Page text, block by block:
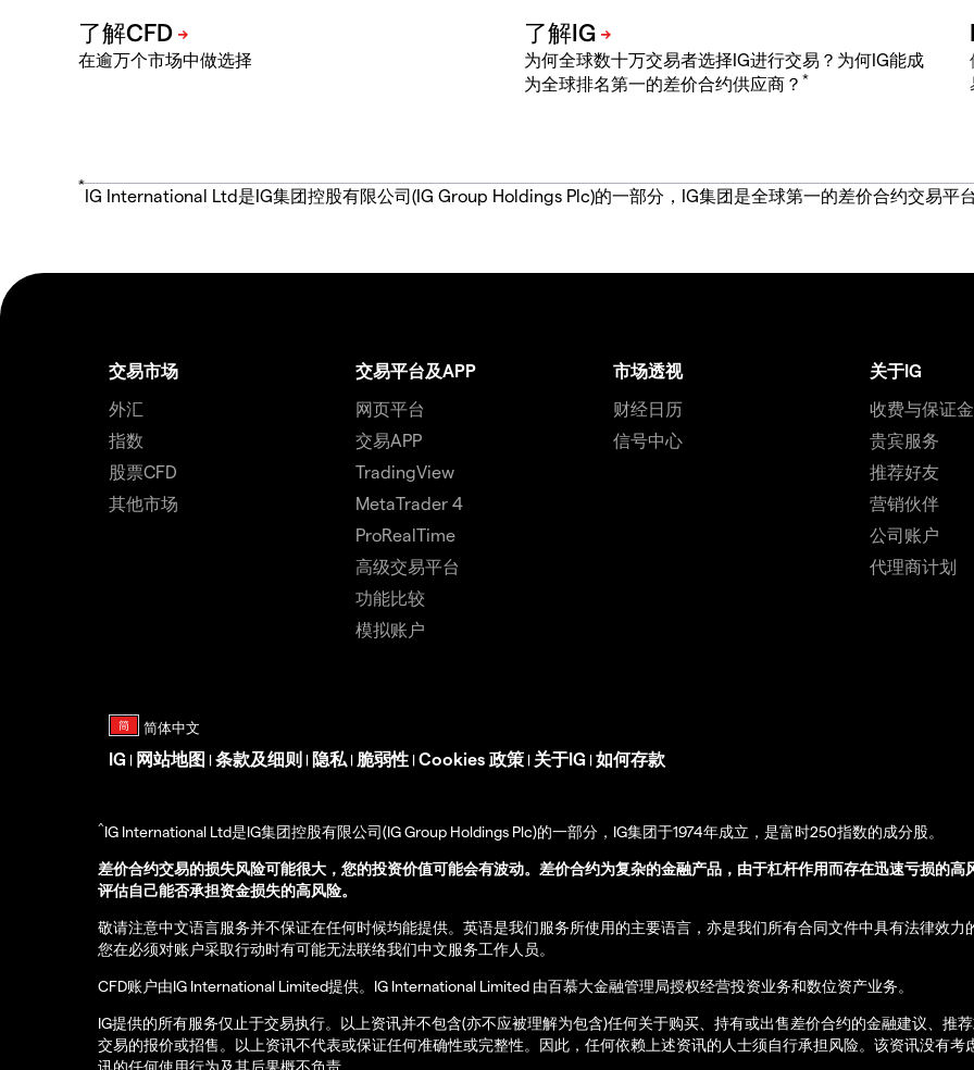
在逾万个市场中做选择
为何全球数十万交易者选择IG进行交易？为何IG能成
为全球排名第一的差价合约供应商？ *
*
IG International Ltd是IG集团控股有限公司(IG Group Holdings Plc)的一部分，IG集团是全球第一的差价合约交易平
交易市场
外汇
指数
股票CFD
其他市场
交易平台及APP
网页平台
交易APP
TradingView
MetaTrader 4
ProRealTime
高级交易平台
功能比较
模拟账户
市场透视
财经日历
信号中心
关于IG
收费与保证金
贵宾服务
推荐好友
营销伙伴
公司账户
代理商计划
IG | 网站地图 | 条款及细则 | 隐私 | 脆弱性 | Cookies 政策 | 关于IG | 如何存款
^IG International Ltd是IG集团控股有限公司(IG Group Holdings Plc)的一部分，IG集团于1974年成立，是富时250指数的成分股。
差价合约交易的损失风险可能很大，您的投资价值可能会有波动。差价合约为复杂的金融产品，由于杠杆作用而存在迅速亏损的
评估自己能否承担资金损失的高风险。
敬请注意中文语言服务并不保证在任何时候均能提供。英语是我们服务所使用的主要语言，亦是我们所有合同文件中具有法律效力
您在必须对账户采取行动时有可能无法联络我们中文服务工作人员。
CFD账户由IG International Limited提供。IG International Limited 由百慕大金融管理局授权经营投资业务和数位资产业务。
IG提供的所有服务仅止于交易执行。以上资讯并不包含(亦不应被理解为包含)任何关于购买、持有或出售差价合约的金融建议、推
交易的报价或招售。以上资讯不代表或保证任何准确性或完整性。因此，任何依赖上述资讯的人士须自行承担风险。该资讯没有